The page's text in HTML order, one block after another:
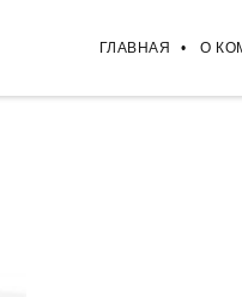
ГЛАВНАЯ О